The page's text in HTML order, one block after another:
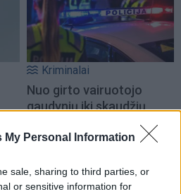
My Personal Information
sale, sharing to third parties, or
or sensitive information for
Kriminalai
Nuo girto vairuotojo
gaudynių iki skaudžių
pareigūnai fiksavo nerimą